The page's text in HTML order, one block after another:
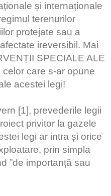
și internaționale
terenurilor
protejate sau a
ireversibil. Mai
SPECIALE ALE
care s-ar opune
acestei legi!
[1], prevederile legii
privitor la gazele
legi ar intra și orice
prin simpla
”de importanță sau